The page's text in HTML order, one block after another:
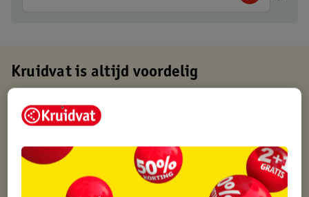
Kruidvat is altijd voordelig
Gratis ophalen in de winkel
Op werkdagen voor 22:00 uur besteld, volgende dag in huis
Gratis retourneren binnen 30 dagen
Gratis punten met je Kruidvat kaart